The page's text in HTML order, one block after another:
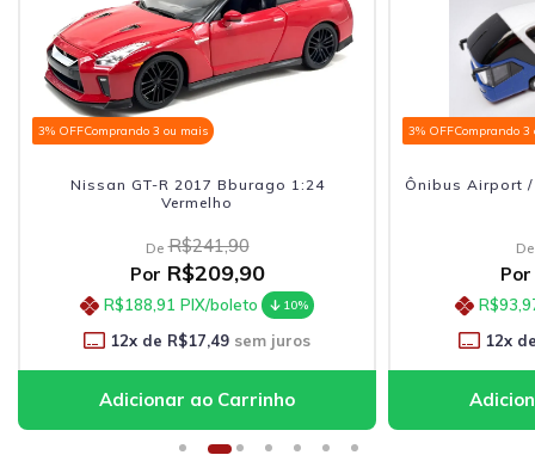
3% OFFComprando 3 ou mais
Ônibus Airport / Express Com Luzes 1:38
De R$126,90
PorR$104,41
R$93,97 PIX/boleto
12x de R$8,70sem juros
3% OFF